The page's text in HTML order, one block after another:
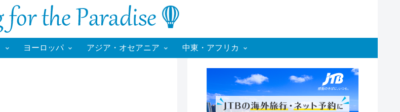
ヨーロッパ アジア・オセアニア 中東・アフリカ